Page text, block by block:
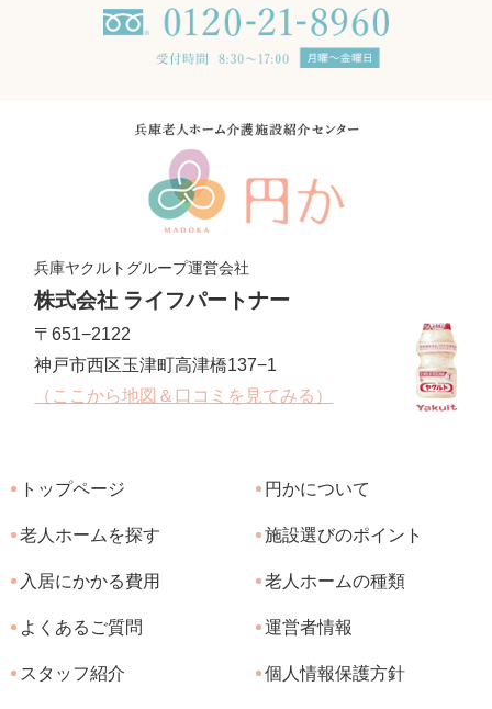
兵庫ヤクルトグループ運営会社
株式会社 ライフパートナー
〒651−2122
神戸市西区玉津町高津橋137−1
（ここから地図＆口コミを見てみる）
トップページ 円かについて
老人ホームを探す 施設選びのポイント
入居にかかる費用 老人ホームの種類
よくあるご質問 運営者情報
スタッフ紹介 個人情報保護方針